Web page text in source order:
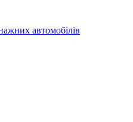
автомобілів